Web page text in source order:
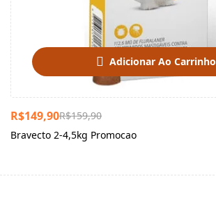
Adicionar Ao Carrinho
R$159,90
R$149,90
Bravecto 2-4,5kg Promocao